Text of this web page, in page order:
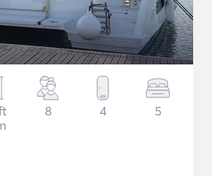
8 4 5